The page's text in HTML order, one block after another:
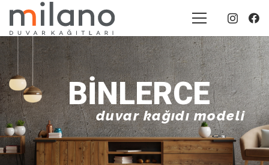
BINLERCE
duvar kağıdı modeli